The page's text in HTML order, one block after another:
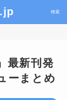
検索
最新刊発
ーまとめ